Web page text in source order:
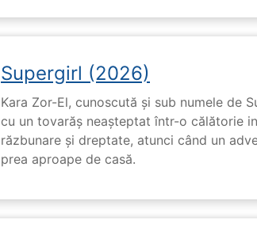
Supergirl (2026)
Kara Zor-El, cunoscută și sub numele de
cu un tovarăș neașteptat într-o călătorie
răzbunare și dreptate, atunci când un
prea aproape de casă.